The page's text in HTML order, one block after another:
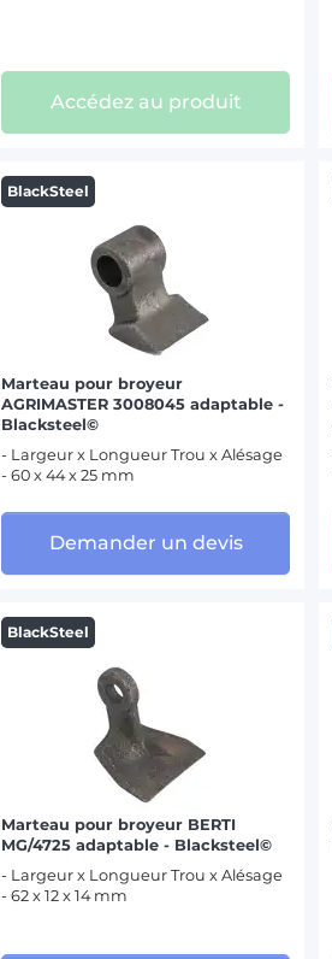
Accédez au produit
BlackSteel
Marteau pour broyeur
AGRIMASTER 3008045 adaptable -
Blacksteel©
- Largeur x Longueur Trou x Alésage
- 60 x 44 x 25 mm
Demander un devis
BlackSteel
Marteau pour broyeur BERTI
MG/4725 adaptable - Blacksteel©
- Largeur x Longueur Trou x Alésage
- 62 x 12 x 14 mm